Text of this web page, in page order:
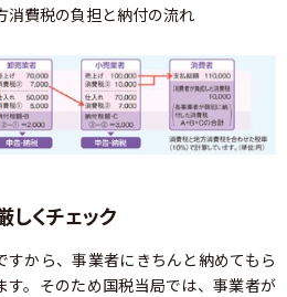
消費税の負担と納付の流れ
しくチェック
から、事業者にきちんと納めてもら
す。そのため国税当局では、事業者が